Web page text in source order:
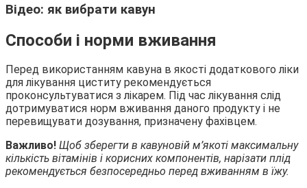
Відео: як вибрати кавун
Способи і норми вживання
Перед використанням кавуна в якості додаткового ліки
для лікування циститу рекомендується
проконсультуватися з лікарем. Під час лікування слід
дотримуватися норм вживання даного продукту і не
перевищувати дозування, призначену фахівцем.
Важливо! Щоб зберегти в кавуновій м’якоті максимальну
кількість вітамінів і корисних компонентів, нарізати плід
рекомендується безпосередньо перед вживанням в їжу.